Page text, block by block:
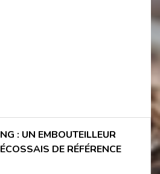
: UN EMBOUTEILLEUR
DE RÉFÉRENCE